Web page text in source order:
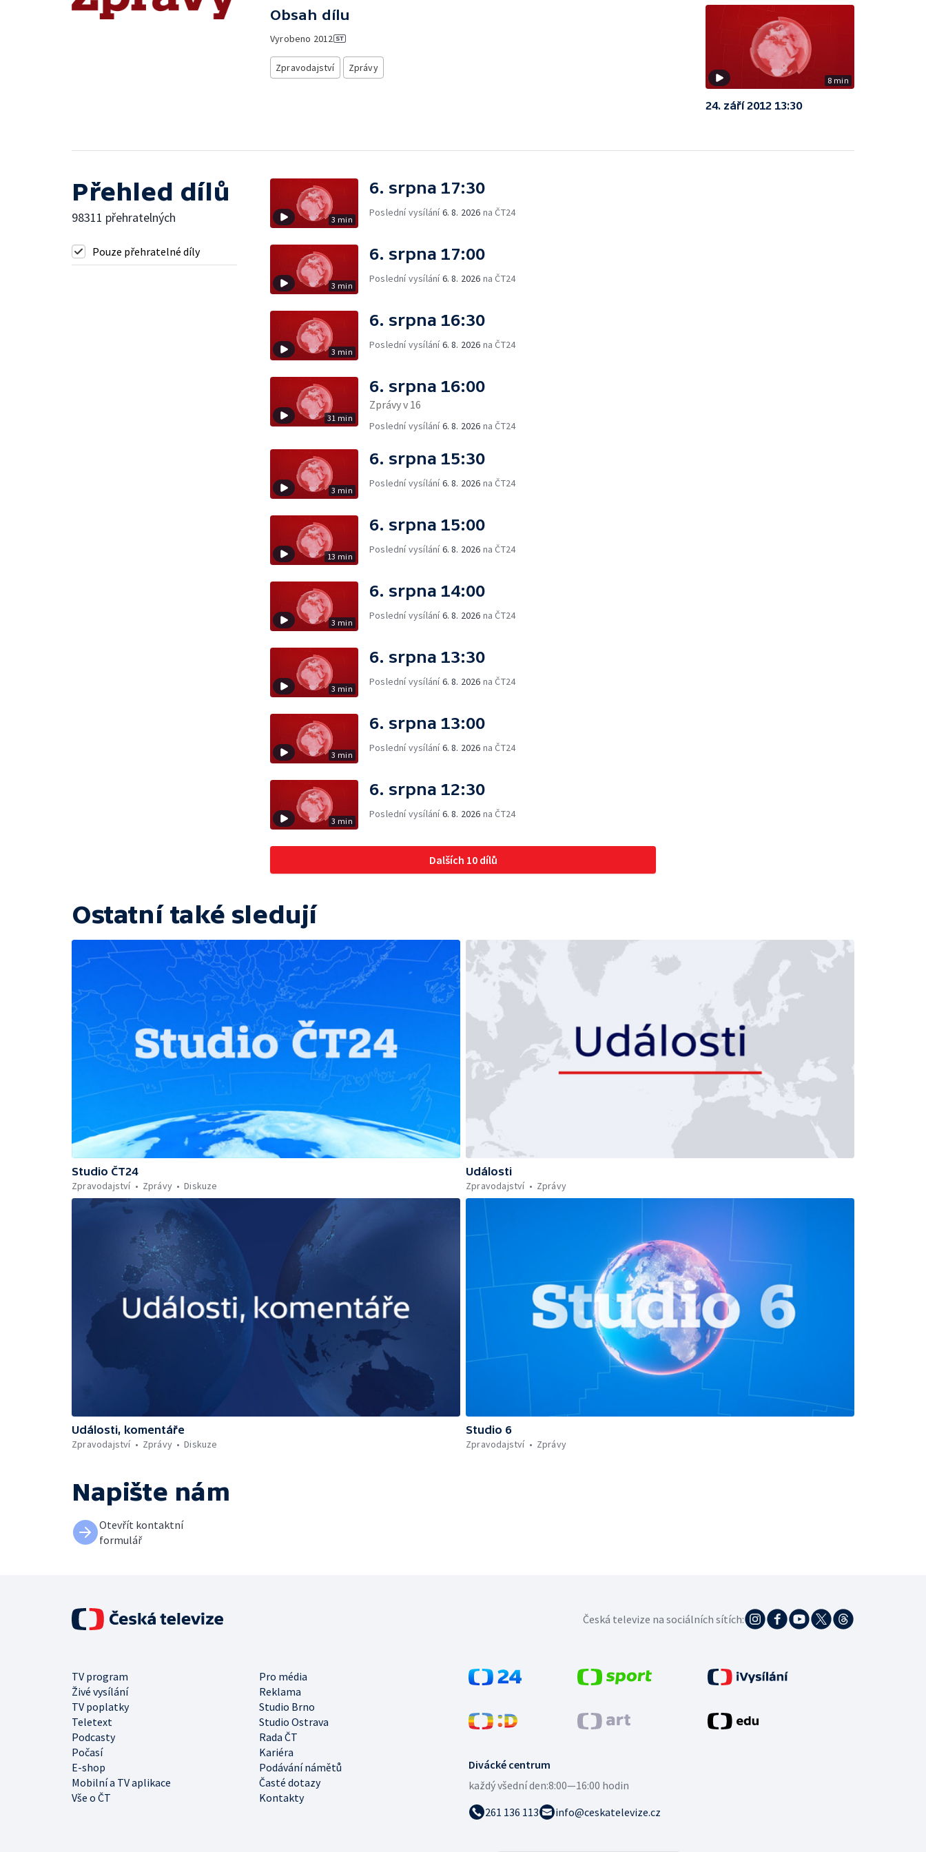
Obsah dílu
Vyrobeno 2012
Zpravodajství Zprávy
8 min
24. září 2012 13:30
Přehled dílů
98311 přehratelných
Pouze přehratelné díly
3 min
6. srpna 17:30
Poslední vysílání6. 8. 2026 na ČT24
3 min
6. srpna 17:00
Poslední vysílání6. 8. 2026 na ČT24
3 min
6. srpna 16:30
Poslední vysílání6. 8. 2026 na ČT24
31 min
6. srpna 16:00
Zprávy v 16
Poslední vysílání6. 8. 2026 na ČT24
3 min
6. srpna 15:30
Poslední vysílání6. 8. 2026 na ČT24
13 min
6. srpna 15:00
Poslední vysílání6. 8. 2026 na ČT24
3 min
6. srpna 14:00
Poslední vysílání6. 8. 2026 na ČT24
3 min
6. srpna 13:30
Poslední vysílání6. 8. 2026 na ČT24
3 min
6. srpna 13:00
Poslední vysílání6. 8. 2026 na ČT24
3 min
6. srpna 12:30
Poslední vysílání6. 8. 2026 na ČT24
Dalších 10 dílů
Ostatní také sledují
Studio ČT24
Zpravodajství
Zprávy Diskuze
Události
Zpravodajství
Zprávy
Události, komentáře
Zpravodajství
Zprávy Diskuze
Studio 6
Zpravodajství
Zprávy
Napište nám
Otevřít kontaktní
formulář
Divácké centrum
každý všední den:8:00—16:00 hodin
261 136 113
info@ceskatelevize.cz
TV program
Pro média
Živé vysílání
Reklama
TV poplatky
Studio Brno
Teletext
Studio Ostrava
Podcasty
Rada ČT
Počasí
Kariéra
E-shop
Podávání námětů
Mobilní a TV aplikace
Časté dotazy
Vše o ČT
Kontakty
Česká televize na sociálních sítích: